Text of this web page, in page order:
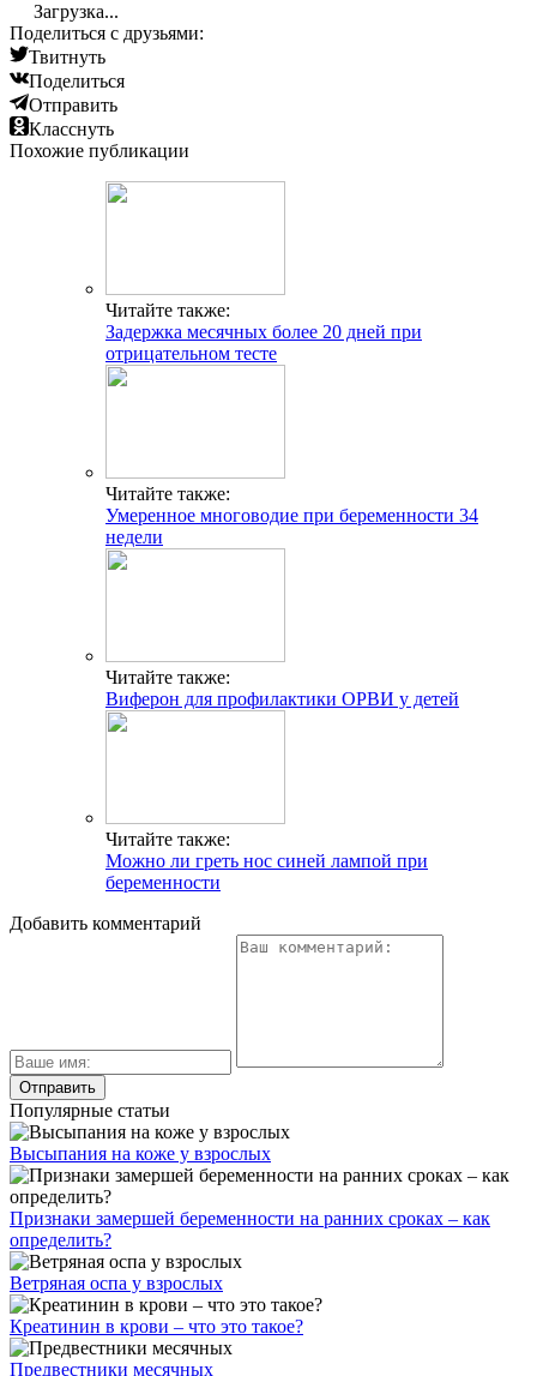
Загрузка...
Поделиться с друзьями:
Твитнуть
Поделиться
Отправить
Класснуть
Похожие публикации
Читайте также:
Задержка месячных более 20 дней при
отрицательном тесте
Читайте также:
Умеренное многоводие при беременности 34
недели
Читайте также:
Виферон для профилактики ОРВИ у детей
Читайте также:
Можно ли греть нос синей лампой при
беременности
Добавить комментарий
Популярные статьи
Высыпания на коже у взрослых
Признаки замершей беременности на ранних сроках – как
определить?
Ветряная оспа у взрослых
Креатинин в крови – что это такое?
Предвестники месячных